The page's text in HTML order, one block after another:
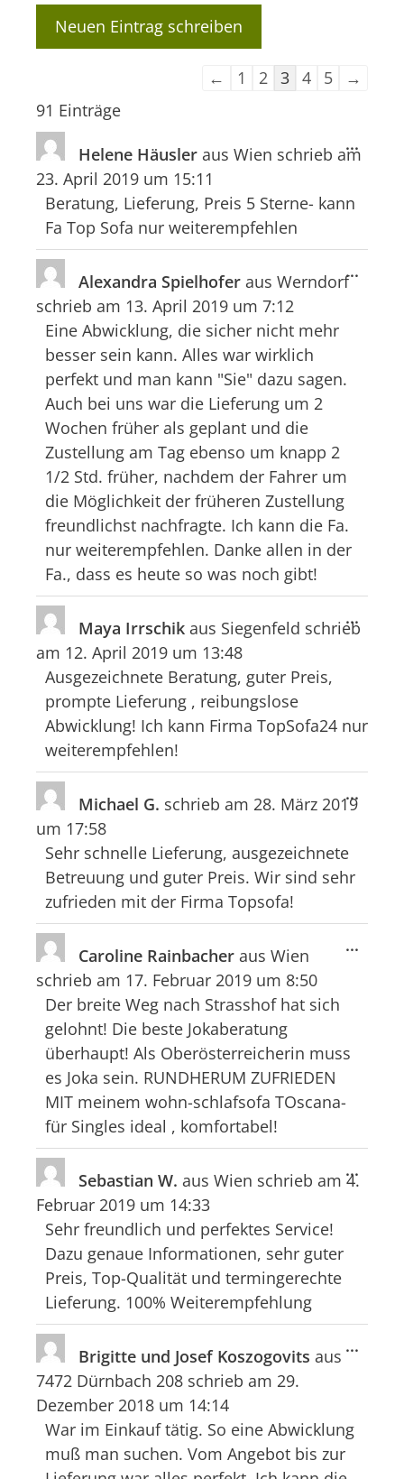
Navigation
← 1 2 3 4 5
→
91 Einträge
Helene Häusler aus Wien schrieb am
23. April 2019 um 15:11
Beratung, Lieferung, Preis 5 Sterne- kann
Fa Top Sofa nur weiterempfehlen
...
Alexandra Spielhofer aus Werndorf
schrieb am 13. April 2019 um 7:12
Eine Abwicklung, die sicher nicht mehr
besser sein kann. Alles war wirklich
perfekt und man kann "Sie" dazu sagen.
Auch bei uns war die Lieferung um 2
Wochen früher als geplant und die
Zustellung am Tag ebenso um knapp 2
1/2 Std. früher, nachdem der Fahrer um
die Möglichkeit der früheren Zustellung
freundlichst nachfragte. Ich kann die Fa.
nur weiterempfehlen. Danke allen in der
Fa., dass es heute so was noch gibt!
...
Maya Irrschik aus Siegenfeld schrieb
am 12. April 2019 um 13:48
Ausgezeichnete Beratung, guter Preis,
prompte Lieferung , reibungslose
Abwicklung! Ich kann Firma TopSofa24 nur
weiterempfehlen!
...
Michael G. schrieb am 28. März 2019
um 17:58
Sehr schnelle Lieferung, ausgezeichnete
Betreuung und guter Preis. Wir sind sehr
zufrieden mit der Firma Topsofa!
...
Caroline Rainbacher aus Wien
schrieb am 17. Februar 2019 um 8:50
Der breite Weg nach Strasshof hat sich
gelohnt! Die beste Jokaberatung
überhaupt! Als Oberösterreicherin muss
es Joka sein. RUNDHERUM ZUFRIEDEN
MIT meinem wohn-schlafsofa TOscana-
für Singles ideal , komfortabel!
...
Sebastian W. aus Wien schrieb am 4.
Februar 2019 um 14:33
Sehr freundlich und perfektes Service!
Dazu genaue Informationen, sehr guter
Preis, Top-Qualität und termingerechte
Lieferung. 100% Weiterempfehlung
...
Brigitte und Josef Koszogovits aus
7472 Dürnbach 208 schrieb am 29.
Dezember 2018 um 14:14
War im Einkauf tätig. So eine Abwicklung
muß man suchen. Vom Angebot bis zur
...